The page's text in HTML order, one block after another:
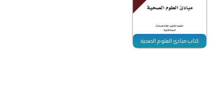
كتاب مبادئ العلوم الصحية